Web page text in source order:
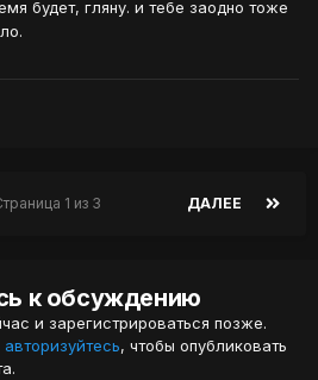
будет, гляну. и тебе заодно тоже
ДАЛЕЕ
1 из 3
к обсуждению
и зарегистрироваться позже.
авторизуйтесь, чтобы опубликовать